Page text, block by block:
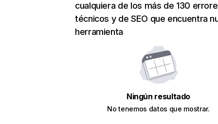
cualquiera de los más de 130
técnicos y de SEO que encuentra
herramienta
Ningún resultado
No tenemos datos que mostrar.